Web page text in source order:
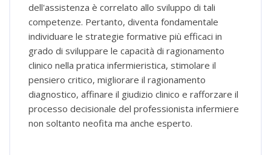
dell'assistenza è correlato allo sviluppo di tali
competenze. Pertanto, diventa fondamentale
individuare le strategie formative più efficaci in
grado di sviluppare le capacità di ragionamento
clinico nella pratica infermieristica, stimolare il
pensiero critico, migliorare il ragionamento
diagnostico, affinare il giudizio clinico e rafforzare il
processo decisionale del professionista infermiere
non soltanto neofita ma anche esperto.